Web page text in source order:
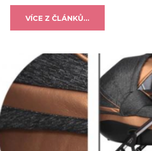
VÍCE Z ČLÁNKŮ...